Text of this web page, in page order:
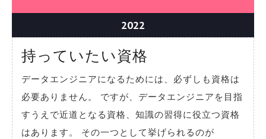
2022
持っていたい資格
っ
て
い
た
データエンジニアになるためには、必ずしも資格は
必要ありません。 ですが、データエンジニアを目指
すうえで近道となる資格、知識の習得に役立つ資格
はあります。 その一つとして挙げられるのが